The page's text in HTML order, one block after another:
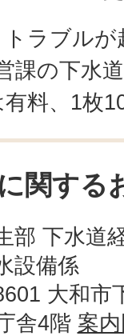
ラブル
課の下水
料、1枚
関する
部 下水道
設備係
大和市
舎4階 案